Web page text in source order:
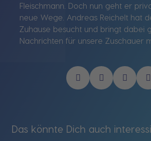
Fleischmann. Doch nun geht er
neue Wege. Andreas Reichelt hat
Zuhause besucht und bringt dabei
Nachrichten für unsere Zuschauer
Das könnte Dich auch